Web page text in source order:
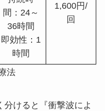
間：24～
36時間
即効性：1
時間
1,600円/
回
法
けると『衝撃波によ